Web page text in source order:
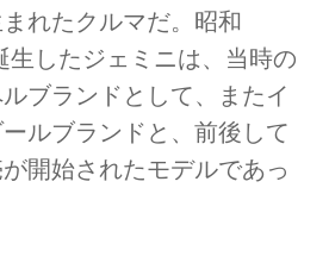
れたクルマだ。昭和
生したジェミニは、当時の
ブランドとして、またイ
ルブランドと、前後して
開始されたモデルであっ